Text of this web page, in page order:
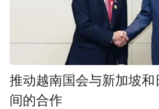
推动越南国会与新加坡和
间的合作